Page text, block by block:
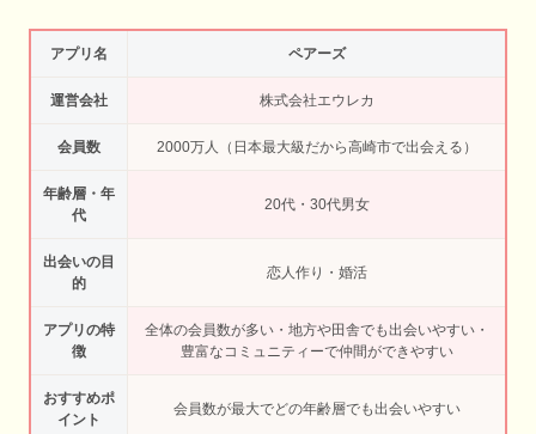
アプリ名 ペアーズ
運営会社 株式会社エウレカ
会員数 2000万人（日本最大級だから高崎市で出会える）
年齢層・年
代
20代・30代男女
出会いの目
的
恋人作り・婚活
アプリの特
徴
全体の会員数が多い・地方や田舎でも出会いやすい・
豊富なコミュニティーで仲間ができやすい
おすすめポ
イント
会員数が最大でどの年齢層でも出会いやすい